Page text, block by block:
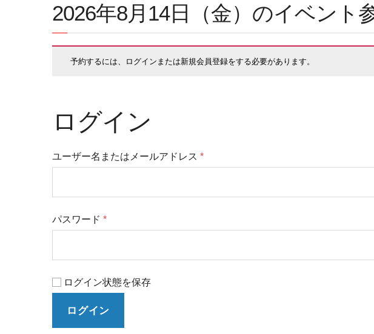
2026年8月14日（金）のイベント
予約するには、ログインまたは新規会員登録をする必要があります。
ログイン
ユーザー名またはメールアドレス *
パスワード *
ログイン状態を保存
ログイン